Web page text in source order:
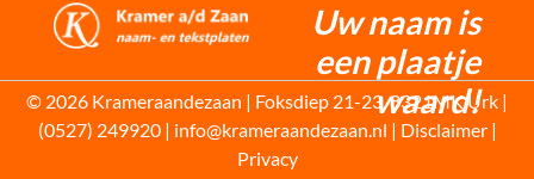
Uw naam is
een plaatje
waard!
© 2026 Krameraandezaan | Foksdiep 21-23, 8321MK Urk |
(0527) 249920 | info@krameraandezaan.nl | Disclaimer|
Privacy